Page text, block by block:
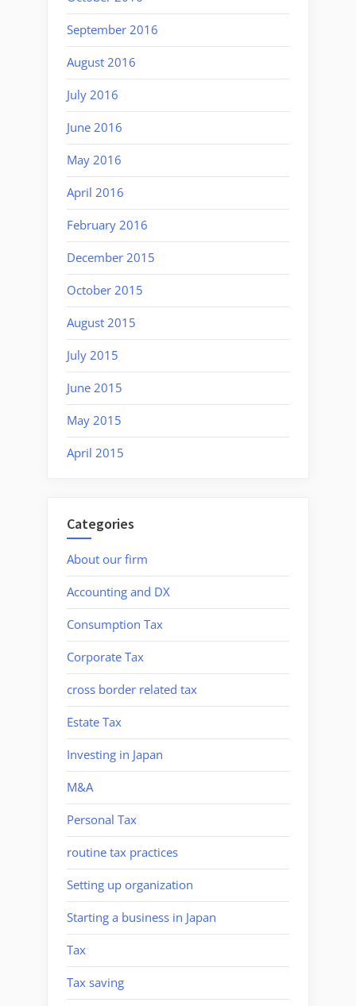
September 2016
August 2016
July 2016
June 2016
May 2016
April 2016
February 2016
December 2015
October 2015
August 2015
July 2015
June 2015
May 2015
April 2015
Categories
About our firm
Accounting and DX
Consumption Tax
Corporate Tax
cross border related tax
Estate Tax
Investing in Japan
M&A
Personal Tax
routine tax practices
Setting up organization
Starting a business in Japan
Tax
Tax saving